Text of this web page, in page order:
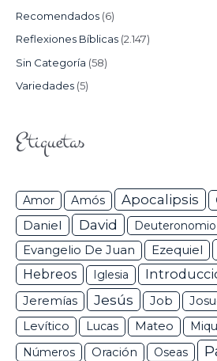
Recomendados (6)
Reflexiones Bíblicas (2.147)
Sin Categoría (58)
Variedades (5)
Etiquetas
Amor Amós Apocalipsis
Daniel David Deuteronomio
Evangelio De Juan Ezequiel
Hebreos
Iglesia
Jeremías Jesús Job
Levítico
Lucas Mateo
Números Oración Oseas